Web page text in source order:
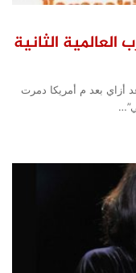
الثانية
بعد م أمريكا دمرت